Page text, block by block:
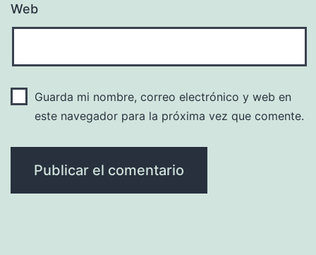
Web
Guarda mi nombre, correo electrónico y web en
este navegador para la próxima vez que comente.